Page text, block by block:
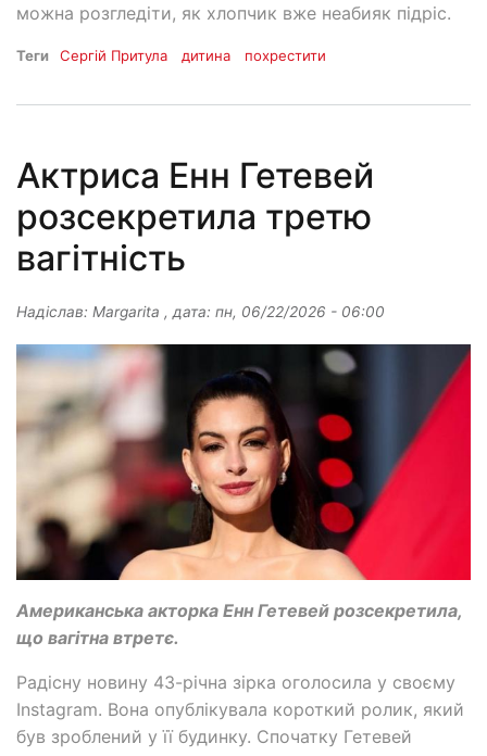
можна розгледіти, як хлопчик вже неабияк підріс.
Теги Сергій Притула дитина похрестити
Актриса Енн Гетевей
розсекретила третю
вагітність
Надіслав: Margarita , дата: пн, 06/22/2026 - 06:00
Американська акторка Енн Гетевей розсекретила,
що вагітна втретє.
Радісну новину 43-річна зірка оголосила у своєму
Instagram. Вона опублікувала короткий ролик, який
був зроблений у її будинку. Спочатку Гетевей